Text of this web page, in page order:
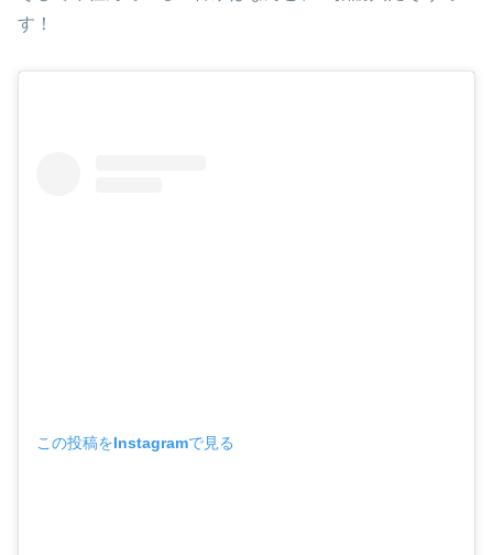
す！
この投稿をInstagramで見る